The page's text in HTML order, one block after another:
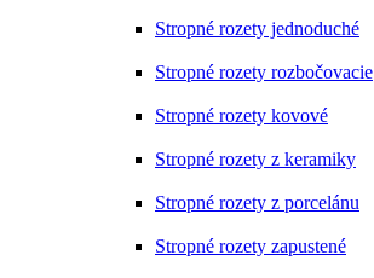
Stropné rozety jednoduché
Stropné rozety rozbočovacie
Stropné rozety kovové
Stropné rozety z keramiky
Stropné rozety z porcelánu
Stropné rozety zapustené